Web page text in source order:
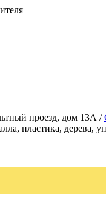
проезд, дом 13А /
пластика, дерева,